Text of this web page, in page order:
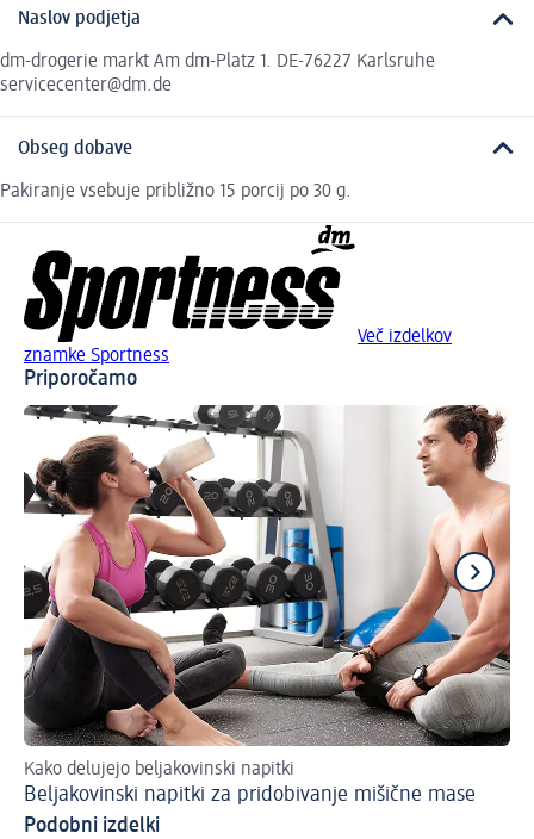
Naslov podjetja
dm-drogerie markt Am dm-Platz 1. DE-76227 Karlsruhe
servicecenter@dm.de
Obseg dobave
Pakiranje vsebuje približno 15 porcij po 30 g.
Več izdelkov
znamke Sportness
Priporočamo
Kako delujejo beljakovinski napitki
Beljakovinski napitki za pridobivanje mišične mase
Podobni izdelki